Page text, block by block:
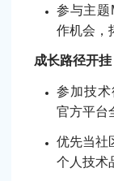
参与主题
作机会，
成长路径开
参加技
官方平台
优先当社
个人技术